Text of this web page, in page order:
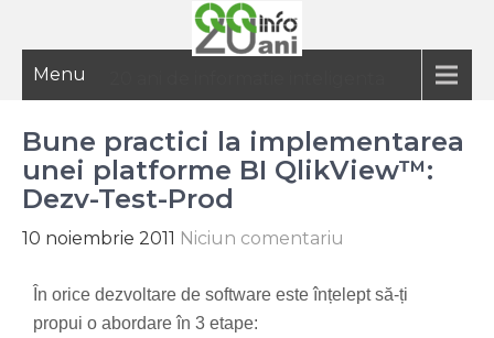
Menu
Bune practici la implementarea
unei platforme BI QlikView™:
Dezv-Test-Prod
10 noiembrie 2011 Niciun comentariu
În orice dezvoltare de software este înțelept să-ți
propui o abordare în 3 etape: